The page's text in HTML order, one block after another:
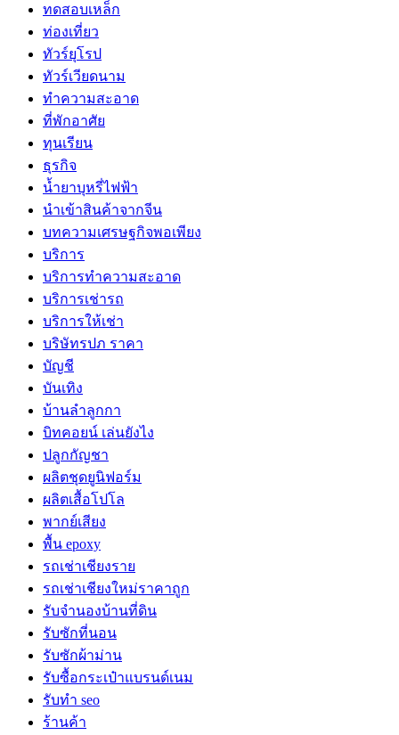
ทดสอบเหล็ก
ท่องเที่ยว
ทัวร์ยุโรป
ทัวร์เวียดนาม
ทำความสะอาด
ที่พักอาศัย
ทุนเรียน
ธุรกิจ
น้ำยาบุหรี่ไฟฟ้า
นำเข้าสินค้าจากจีน
บทความเศรษฐกิจพอเพียง
บริการ
บริการทำความสะอาด
บริการเช่ารถ
บริการให้เช่า
บริษัทรปภ ราคา
บัญชี
บันเทิง
บ้านลำลูกกา
บิทคอยน์ เล่นยังไง
ปลูกกัญชา
ผลิตชุดยูนิฟอร์ม
ผลิตเสื้อโปโล
พากย์เสียง
พื้น epoxy
รถเช่าเชียงราย
รถเช่าเชียงใหม่ราคาถูก
รับจำนองบ้านที่ดิน
รับซักที่นอน
รับซักผ้าม่าน
รับซื้อกระเป๋าแบรนด์เนม
รับทำ seo
ร้านค้า